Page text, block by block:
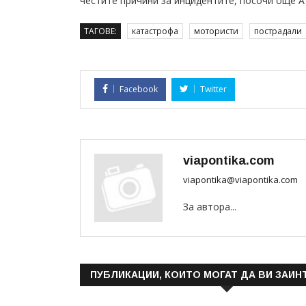
ТАГОВЕ: катастрофа мотористи пострадали
Facebook Twitter
viapontika.com
viapontika@viapontika.com
За автора...
ПУБЛИКАЦИИ, КОИТО МОГАТ ДА ВИ